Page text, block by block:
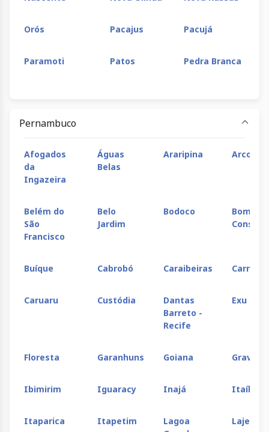
Orós Pacajus Pacujá
Paramoti Patos Pedra Branca
Porteiras Potengi Prea
Quiterianópolis
Russas Saboeiro Salitre
Tauá
Umirim
Pernambuco
Afogados
da
Ingazeira
Águas
Belas
Araripina Arco
Belém do
São
Francisco
Belo
Jardim
Bodoco
Bom
Buíque Cabrobó Caraibeiras
Caruaru Custódia
Dantas
Barreto -
Recife
Exu
Floresta Garanhuns Goiana Gravatá
Ibimirim Iguaracy Inajá Itaíba
Itaparica Itapetim
Lagoa
Lajedo